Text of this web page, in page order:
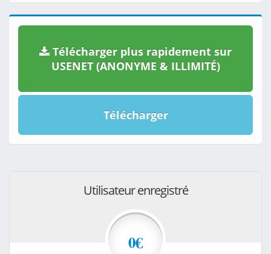
Télécharger plus rapidement sur
USENET (ANONYME & ILLIMITÉ)
Télécharger
Utilisateur enregistré
0€